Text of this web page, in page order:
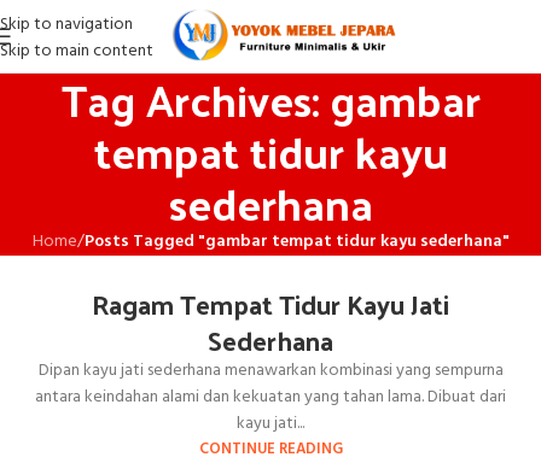
Skip to navigation
Skip to main content
Tag Archives: gambar
tempat tidur kayu
sederhana
Home/Posts Tagged "gambar tempat tidur kayu sederhana"
Ragam Tempat Tidur Kayu Jati
Sederhana
Dipan kayu jati sederhana menawarkan kombinasi yang sempurna
antara keindahan alami dan kekuatan yang tahan lama. Dibuat dari
kayu jati...
CONTINUE READING